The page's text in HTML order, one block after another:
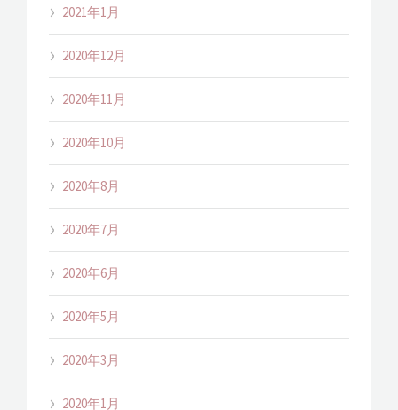
2021年1月
2020年12月
2020年11月
2020年10月
2020年8月
2020年7月
2020年6月
2020年5月
2020年3月
2020年1月